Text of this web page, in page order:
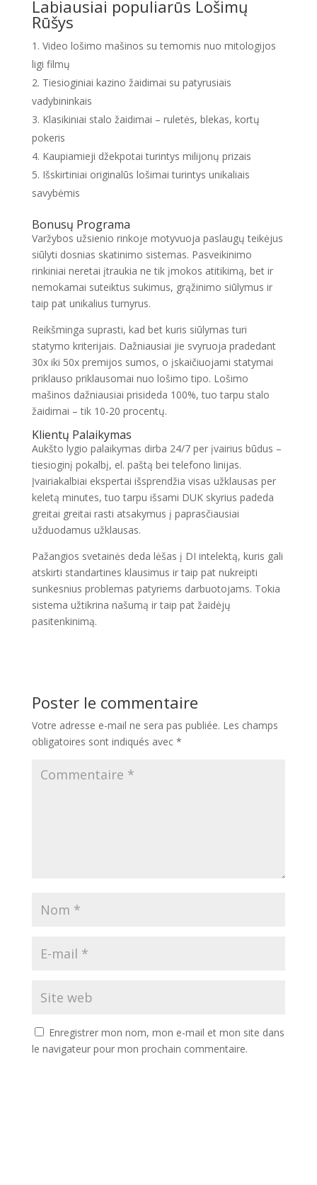
Labiausiai populiarūs Lošimų
Rūšys
Video lošimo mašinos su temomis nuo mitologijos
ligi filmų
Tiesioginiai kazino žaidimai su patyrusiais
vadybininkais
Klasikiniai stalo žaidimai – ruletės, blekas, kortų
pokeris
Kaupiamieji džekpotai turintys milijonų prizais
Išskirtiniai originalūs lošimai turintys unikaliais
savybėmis
Bonusų Programa
Varžybos užsienio rinkoje motyvuoja paslaugų teikėjus
siūlyti dosnias skatinimo sistemas. Pasveikinimo
rinkiniai neretai įtraukia ne tik įmokos atitikimą, bet ir
nemokamai suteiktus sukimus, grąžinimo siūlymus ir
taip pat unikalius turnyrus.
Reikšminga suprasti, kad bet kuris siūlymas turi
statymo kriterijais. Dažniausiai jie svyruoja pradedant
30x iki 50x premijos sumos, o įskaičiuojami statymai
priklauso priklausomai nuo lošimo tipo. Lošimo
mašinos dažniausiai prisideda 100%, tuo tarpu stalo
žaidimai – tik 10-20 procentų.
Klientų Palaikymas
Aukšto lygio palaikymas dirba 24/7 per įvairius būdus –
tiesioginį pokalbį, el. paštą bei telefono linijas.
Įvairiakalbiai ekspertai išsprendžia visas užklausas per
keletą minutes, tuo tarpu išsami DUK skyrius padeda
greitai greitai rasti atsakymus į paprasčiausiai
užduodamus užklausas.
Pažangios svetainės deda lėšas į DI intelektą, kuris gali
atskirti standartines klausimus ir taip pat nukreipti
sunkesnius problemas patyriems darbuotojams. Tokia
sistema užtikrina našumą ir taip pat žaidėjų
pasitenkinimą.
Poster le commentaire
Votre adresse e-mail ne sera pas publiée. Les champs
obligatoires sont indiqués avec *
Enregistrer mon nom, mon e-mail et mon site dans
le navigateur pour mon prochain commentaire.